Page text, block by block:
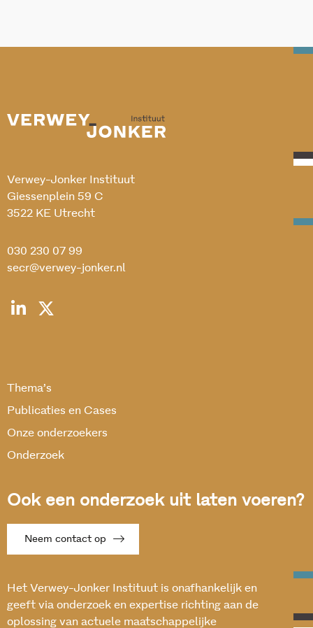
Verwey-Jonker Instituut
Giessenplein 59 C
3522 KE Utrecht
030 230 07 99
secr@verwey-jonker.nl
Thema’s
Publicaties en Cases
Onze onderzoekers
Onderzoek
Ook een onderzoek uit laten voeren?
Neem contact op
Het Verwey-Jonker Instituut is onafhankelijk en
geeft via onderzoek en expertise richting aan de
oplossing van actuele maatschappelijke